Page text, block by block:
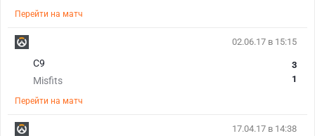
Перейти на матч
02.06.17 в 15:15
С9
Misfits
3
1
Перейти на матч
17.04.17 в 14:38